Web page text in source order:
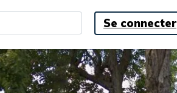
Se connecter